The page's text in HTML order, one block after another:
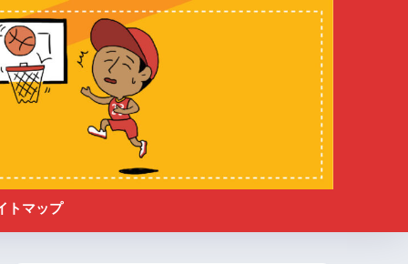
トマップ